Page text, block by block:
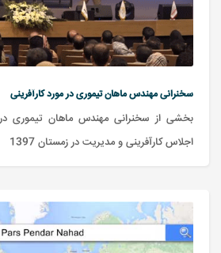
سخنرانی مهندس ماهان تیموری در مورد کارآفرینی
بخشی از سخنرانی مهندس ماهان تیموری
اجلاس کارآفرینی و مدیریت در زمستان 1397